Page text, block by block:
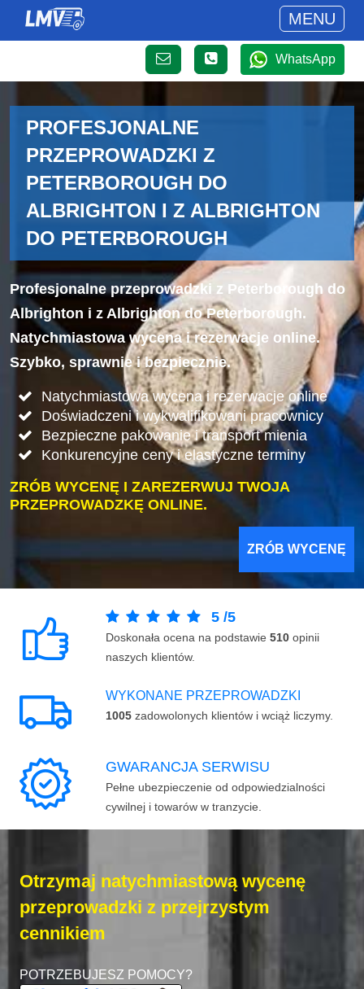
MENU
WhatsApp
PROFESJONALNE
PRZEPROWADZKI Z
PETERBOROUGH DO
ALBRIGHTON I Z ALBRIGHTON
DO PETERBOROUGH
Profesjonalne przeprowadzki z Peterborough do
Albrighton i z Albrighton do Peterborough.
Natychmiastowa wycena i rezerwacje online.
Szybko, sprawnie i bezpiecznie.
Natychmiastowa wycena i rezerwacje online
Doświadczeni i wykwalifikowani pracownicy
Bezpieczne pakowanie i transport mienia
Konkurencyjne ceny i elastyczne terminy
ZRÓB WYCENĘ I ZAREZERWUJ TWOJA
PRZEPROWADZKĘ ONLINE.
ZRÓB WYCENĘ
5 /5
Doskonała ocena na podstawie 510 opinii
naszych klientów.
WYKONANE PRZEPROWADZKI
1005 zadowolonych klientów i wciąż liczymy.
GWARANCJA SERWISU
Pełne ubezpieczenie od odpowiedzialności
cywilnej i towarów w tranzycie.
Otrzymaj natychmiastową wycenę
przeprowadzki z przejrzystym
cennikiem
POTRZEBUJESZ POMOCY?